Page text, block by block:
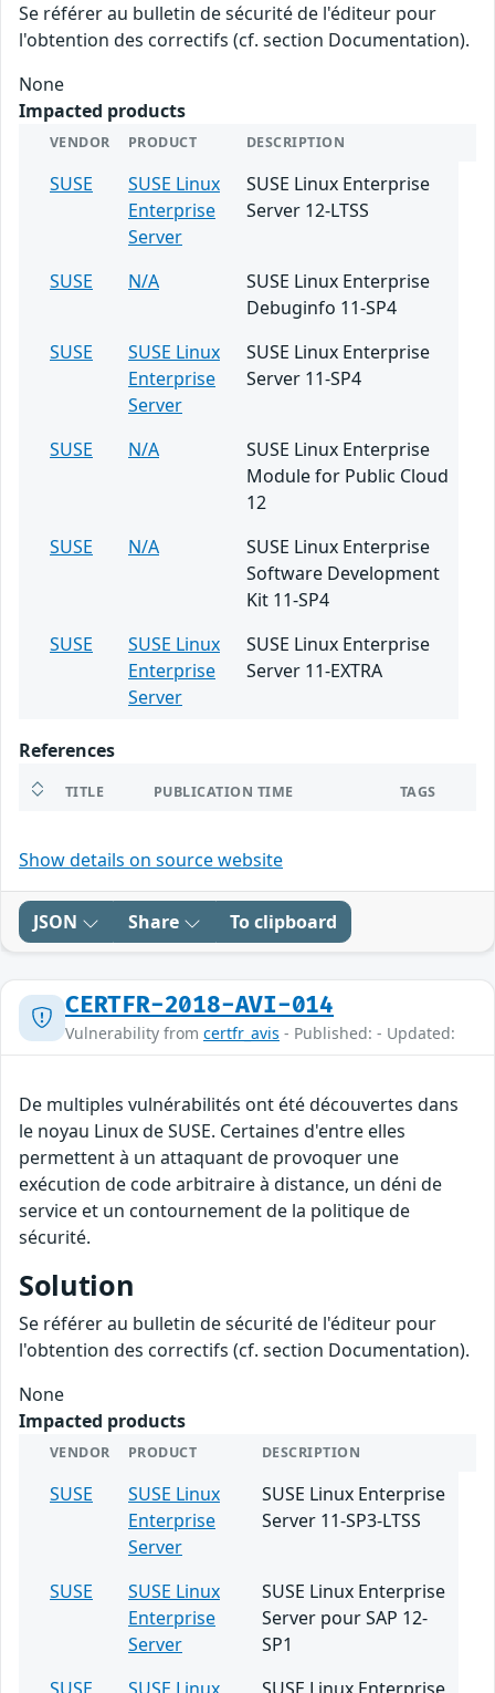
Se référer au bulletin de sécurité de l'éditeur pour
l'obtention des correctifs (cf. section Documentation).
None
Impacted products
VENDOR PRODUCT DESCRIPTION
SUSE
SUSE Linux
Enterprise
Server
SUSE Linux Enterprise
Server 12-LTSS
SUSE N/A
SUSE Linux Enterprise
Debuginfo 11-SP4
SUSE
SUSE Linux
Enterprise
Server
SUSE Linux Enterprise
Server 11-SP4
SUSE N/A
SUSE Linux Enterprise
Module for Public Cloud
12
SUSE
N/A
SUSE Linux Enterprise
Software Development
Kit 11-SP4
SUSE
SUSE Linux
Enterprise
Server
SUSE Linux Enterprise
Server 11-EXTRA
References
TITLE PUBLICATION TIME TAGS
Show details on source website
JSON Share To clipboard
CERTFR-2018-AVI-014
Vulnerability from certfr_avis - Published: - Updated:
De multiples vulnérabilités ont été découvertes dans
le noyau Linux de SUSE. Certaines d'entre elles
permettent à un attaquant de provoquer une
exécution de code arbitraire à distance, un déni de
service et un contournement de la politique de
sécurité.
Solution
Se référer au bulletin de sécurité de l'éditeur pour
l'obtention des correctifs (cf. section Documentation).
None
Impacted products
VENDOR PRODUCT DESCRIPTION
SUSE
SUSE Linux
Enterprise
Server
SUSE Linux Enterprise
Server 11-SP3-LTSS
SUSE
SUSE Linux
Enterprise
Server
SUSE Linux Enterprise
Server pour SAP 12-
SP1